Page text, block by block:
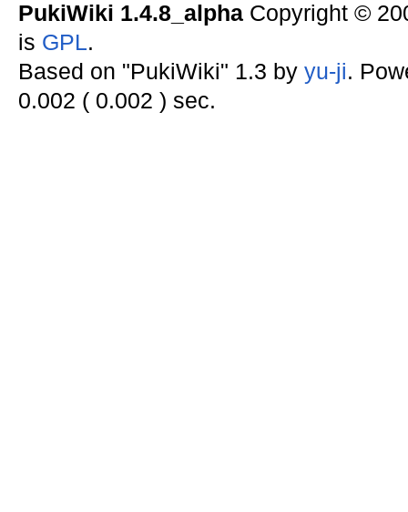
PukiWiki 1.4.8_alphaCopyright ©
is GPL.
Based on "PukiWiki" 1.3 by yu-ji.
0.002 ( 0.002 ) sec.